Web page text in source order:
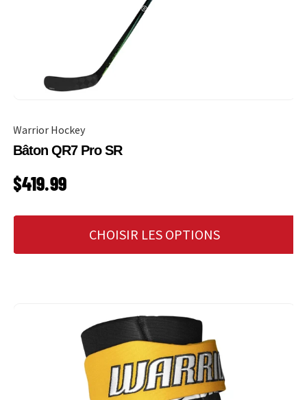
Warrior Hockey
Bâton QR7 Pro SR
PRIX HABITUEL
$419.99
CHOISIR LES OPTIONS